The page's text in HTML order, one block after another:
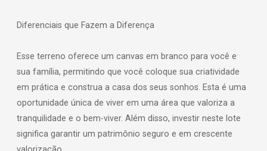
Diferenciais que Fazem a Diferença
Esse terreno oferece um canvas em branco para você e
sua família, permitindo que você coloque sua criatividade
em prática e construa a casa dos seus sonhos. Esta é uma
oportunidade única de viver em uma área que valoriza a
tranquilidade e o bem-viver. Além disso, investir neste lote
significa garantir um patrimônio seguro e em crescente